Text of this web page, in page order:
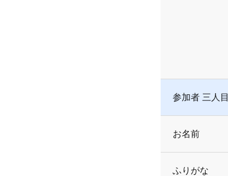
参加者 三人目
お名前
ふりがな